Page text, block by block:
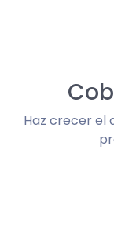
Haz crecer el